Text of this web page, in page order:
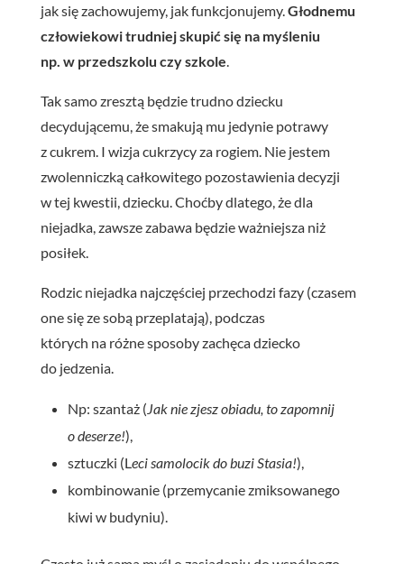
jaksię zachowujemy, jak funkcjonujemy. Głodnemu
człowiekowi trudniej skupić się na myśleniu
np. w przedszkolu czy szkole
Tak samo zresztą będzie trudnodziecku
decydującemu, że smakują mu jedynie potrawy
z cukrem. I wizja cukrzycy za rogiem. Nie jestem
zwolenniczką całkowitego pozostawienia decyzji
w tej kwestii, dziecku. Choćby dlatego, że dla
niejadka, zawsze zabawa będzie ważniejsza niż
posiłek.
Rodzic niejadka najczęściej przechodzi fazy (czasem
one się ze sobą przeplatają), podczas
których na różne sposoby zachęca dziecko
do jedzenia.
Np: szantaż ( Jak nie zjesz obiadu, to zapomnij
o deserze!),
sztuczki (L eci samolocik do buzi Stasia!),
kombinowanie (przemycanie zmiksowanego
kiwi w budyniu).